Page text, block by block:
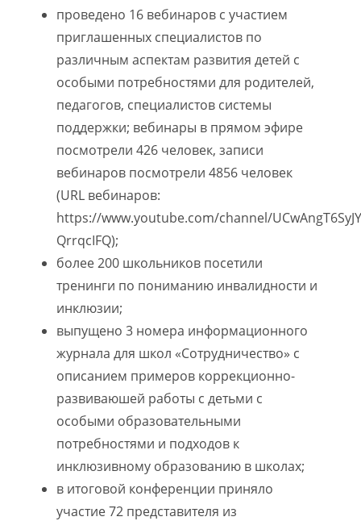
проведено 16 вебинаров с участием
приглашенных специалистов по
различным аспектам развития детей с
особыми потребностями для родителей,
педагогов, специалистов системы
поддержки; вебинары в прямом эфире
посмотрели 426 человек, записи
вебинаров посмотрели 4856 человек
(URL вебинаров:
https://www.youtube.com/channel/
QrrqcIFQ);
более 200 школьников посетили
тренинги по пониманию инвалидности и
инклюзии;
выпущено 3 номера информационного
журнала для школ «Сотрудничество» с
описанием примеров коррекционно-
развиваюшей работы с детьми с
особыми образовательными
потребностями и подходов к
инклюзивному образованию в школах;
в итоговой конференции приняло
участие 72 представителя из